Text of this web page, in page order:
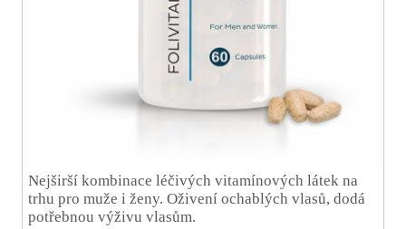
Nejširší kombinace léčivých vitamínových látek na
trhu pro muže i ženy. Oživení ochablých vlasů, dodá
potřebnou výživu vlasům.